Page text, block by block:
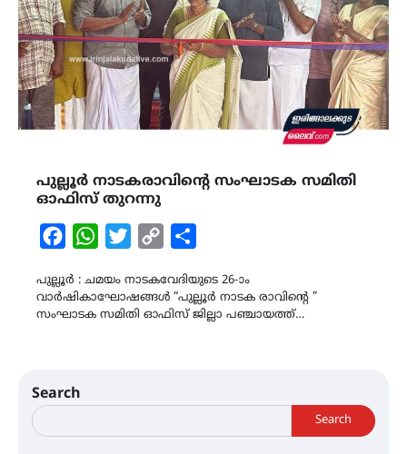
പുല്ലൂർ നാടകരാവിന്‍റെ സംഘാടക സമിതി
ഓഫിസ് തുറന്നു
FacebookWhatsAppTwitterCopy
പുല്ലൂർ : ചമയം നാടകവേദിയുടെ 26-ാം
വാർഷികാഘോഷങ്ങൾ “പുല്ലൂർ നാടക രാവിന്‍റെ ”
സംഘാടക സമിതി ഓഫിസ് ജില്ലാ പഞ്ചായത്ത്…
Search
Search